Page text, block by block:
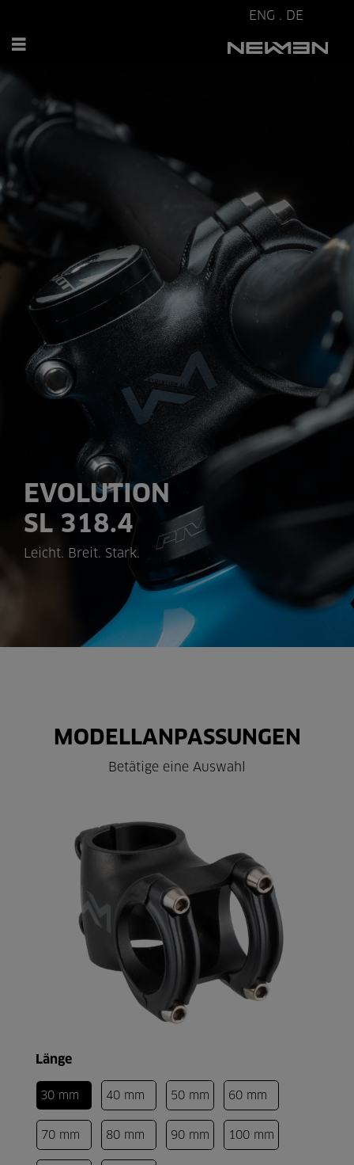
ENG . DE
EVOLUTION
SL 318.4
Leicht. Breit. Stark.
MODELLANPASSUNGEN
Betätige eine Auswahl
Länge
30 mm 40 mm 50 mm 60 mm
70 mm 80 mm 90 mm 100 mm